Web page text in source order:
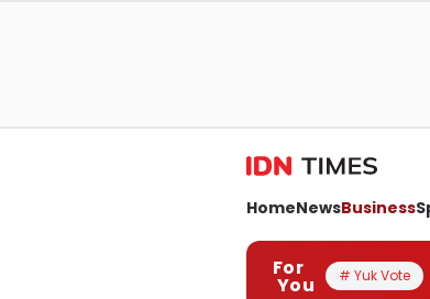
HomeNewsBusiness
For
You # Yuk Vote